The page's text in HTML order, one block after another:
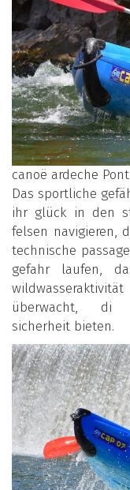
canoë ardeche
Das sportliche
ihr glück in den
felsen navigieren,
technische
gefahr laufen,
überwacht, di
sicherheit bieten.